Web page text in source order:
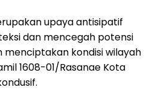
upaya antisipatif
dan mencegah potensi
menciptakan kondisi wilayah
1608-01/Rasanae Kota